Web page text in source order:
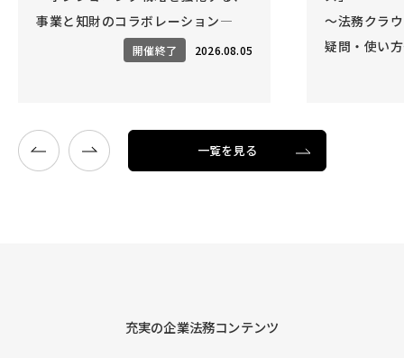
事業と知財のコラボレーション―
開催終了 2026.08.05
～法務クラ
疑問・使い
一覧を見る
充実の企業法務コンテンツ